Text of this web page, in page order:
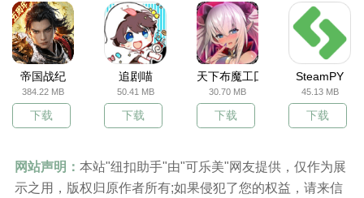
帝国战纪
384.22 MB
下载
追剧喵
50.41 MB
下载
天下布魔工囗服
30.70 MB
下载
SteamPY
45.13 MB
下载
网站声明： 本站"纽扣助手"由"可乐美"网友提供，仅作为展
示之用，版权归原作者所有;如果侵犯了您的权益，请来信